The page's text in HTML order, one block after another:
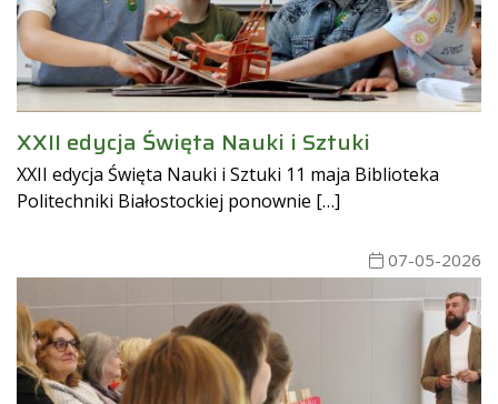
XXII edycja Święta Nauki i Sztuki
XXII edycja Święta Nauki i Sztuki 11 maja Biblioteka
Politechniki Białostockiej ponownie […]
07-05-2026